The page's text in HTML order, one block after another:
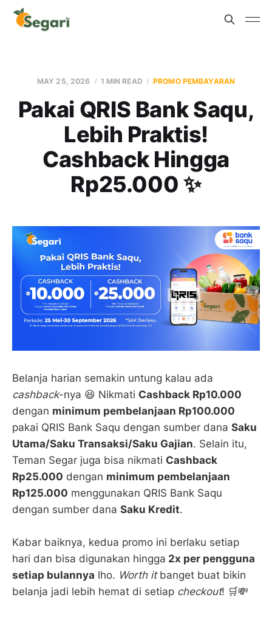
MAY 25, 2026 1 MIN READ PROMO PEMBAYARAN
Pakai QRIS Bank Saqu,
Lebih Praktis!
Cashback Hingga
Rp25.000 ✨
Belanja harian semakin untung kalau ada
cashback-nya 😆 Nikmati Cashback Rp10.000
dengan minimum pembelanjaan Rp100.000
pakai QRIS Bank Saqu dengan sumber dana Saku
Utama/Saku Transaksi/Saku Gajian. Selain itu,
Teman Segar juga bisa nikmati Cashback
Rp25.000 dengan minimum pembelanjaan
Rp125.000 menggunakan QRIS Bank Saqu
dengan sumber dana Saku Kredit.
Kabar baiknya, kedua promo ini berlaku setiap
hari dan bisa digunakan hingga 2x per pengguna
setiap bulannya lho. Worth itbanget buat bikin
belanja jadi lebih hemat di setiap checkout! 🛒💸